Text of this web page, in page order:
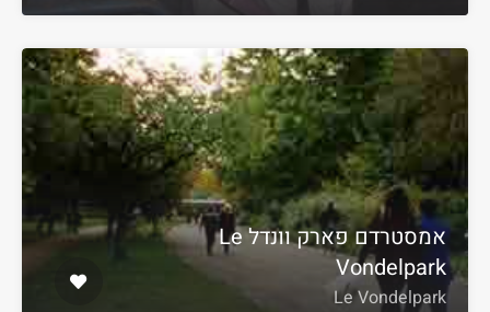
אמסטרדם פארק וונדל Le
Vondelpark
Le Vondelpark